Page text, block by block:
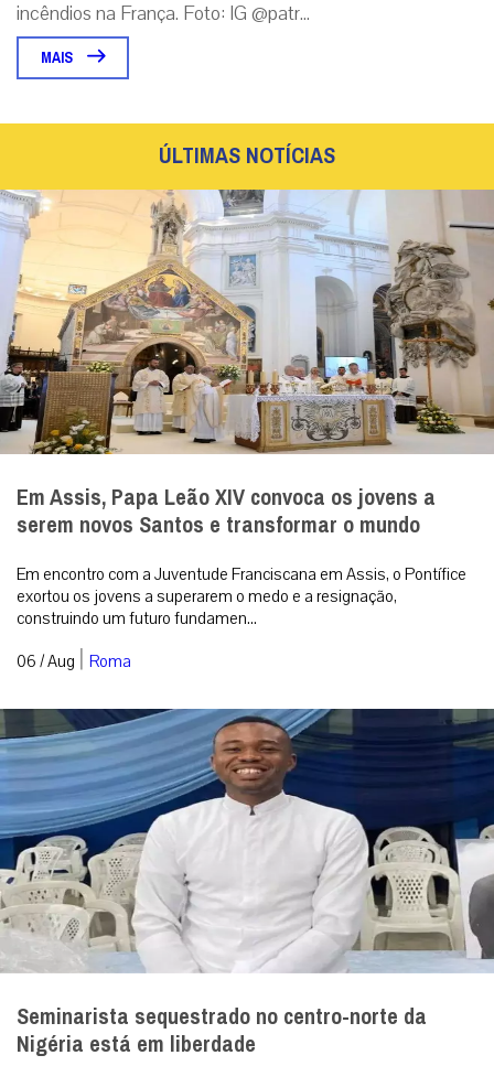
incêndios na França. Foto: IG @patr...
MAIS
ÚLTIMAS NOTÍCIAS
Em Assis, Papa Leão XIV convoca os jovens a
serem novos Santos e transformar o mundo
Em encontro com a Juventude Franciscana em Assis, o Pontífice
exortou os jovens a superarem o medo e a resignação,
construindo um futuro fundamen...
06 / Aug | Roma
Seminarista sequestrado no centro-norte da
Nigéria está em liberdade